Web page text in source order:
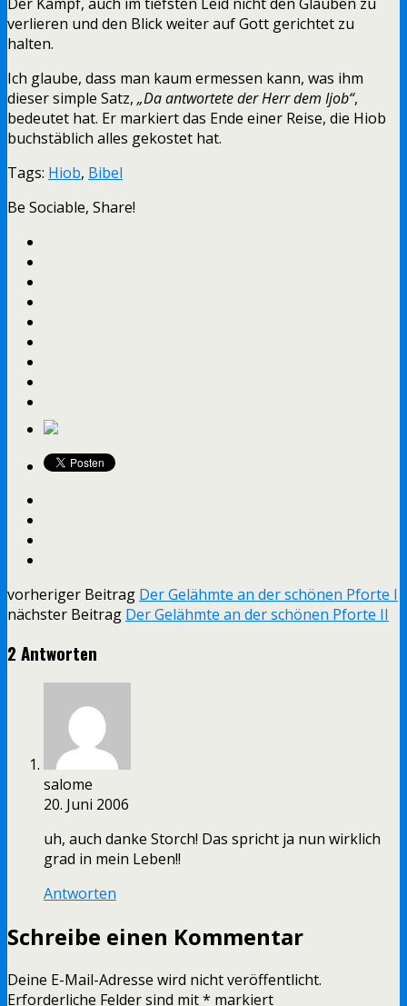
verlieren und den Blick weiter auf Gott gerichtet zu
halten.
Ich glaube, dass man kaum ermessen kann, was ihm
dieser simple Satz, „Da antwortete der Herr dem Ijob“,
bedeutet hat. Er markiert das Ende einer Reise, die Hiob
buchstäblich alles gekostet hat.
Tags: Hiob, Bibel
Be Sociable, Share!
vorheriger Beitrag Der Gelähmte an der schönen Pforte I
nächster Beitrag Der Gelähmte an der schönen Pforte II
2 Antworten
salome
20. Juni 2006
uh, auch danke Storch! Das spricht ja nun wirklich
grad in mein Leben!!
Antworten
Schreibe einen Kommentar
Deine E-Mail-Adresse wird nicht veröffentlicht.
Erforderliche Felder sind mit* markiert